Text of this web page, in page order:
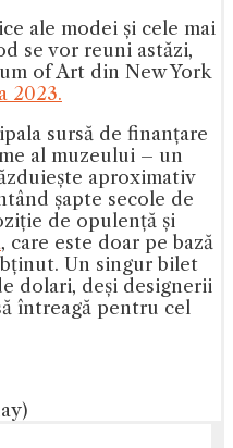
ale modei și cele mai
se vor reuni astăzi,
of Art din New York
2023.
sursă de finanțare
al muzeului – un
aproximativ
șapte secole de
de opulență și
, care este doar pe bază
Un singur bilet
dolari, deși designerii
întreagă pentru cel